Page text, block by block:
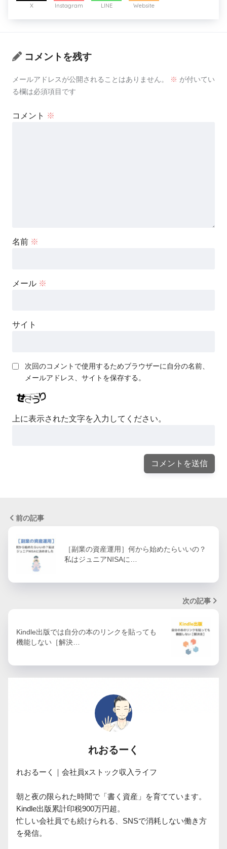
X Instagram LINE Website
コメントを残す
メールアドレスが公開されることはありません。 ※ が付いてい
る欄は必須項目です
コメント ※
名前 ※
メール ※
サイト
次回のコメントで使用するためブラウザーに自分の名前、
メールアドレス、サイトを保存する。
上に表示された文字を入力してください。
前の記事
［副業の資産運用］何から始めたらいいの？
私はジュニアNISAに…
次の記事
Kindle出版では自分の本のリンクを貼っても
機能しない［解決…
れおるーく
れおるーく｜会社員xストック収入ライフ
朝と夜の限られた時間で「書く資産」を育てています。
Kindle出版累計印税900万円超。
忙しい会社員でも続けられる、SNSで消耗しない働き方
を発信。